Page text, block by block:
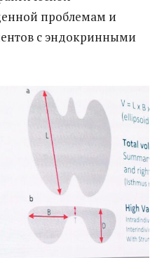
проблемам и
с эндокринными